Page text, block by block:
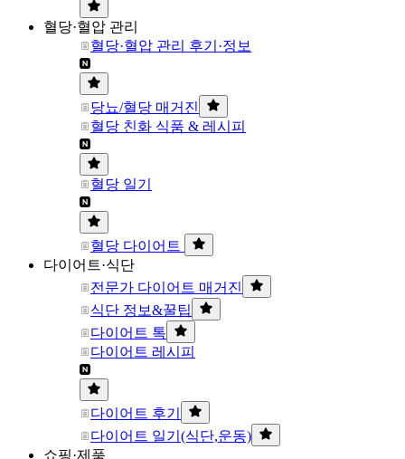
혈당·혈압 관리
혈당·혈압 관리 후기·정보
당뇨/혈당 매거진
혈당 친화 식품 & 레시피
혈당 일기
혈당 다이어트
다이어트·식단
전문가 다이어트 매거진
식단 정보&꿀팁
다이어트 톡
다이어트 레시피
다이어트 후기
다이어트 일기(식단,운동)
쇼핑·제품